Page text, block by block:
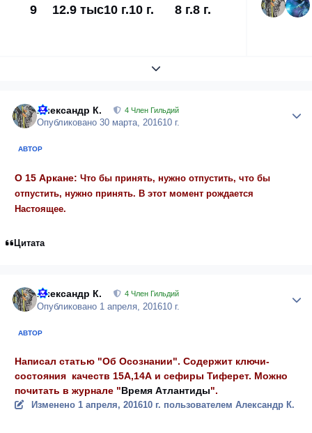
9 12.9 тыс10 г.10 г. 8 г.8 г.
Развернуть обзор темы
Александр К. 4 Член Гильдий
Опубликовано30 марта, 201610 г.
АВТОР
О 15 Аркане: Что бы принять, нужно отпустить, что бы
отпустить, нужно принять. В этот момент рождается
Настоящее.
Цитата
Александр К. 4 Член Гильдий
Опубликовано 1 апреля, 201610 г.
АВТОР
Написал статью "Об Осознании". Содержит ключи-
состояния качеств 15А,14А и сефиры Тиферет. Можно
почитать в журнале "Время Атлантиды".
Изменено 1 апреля, 201610 г. пользователем Александр К.